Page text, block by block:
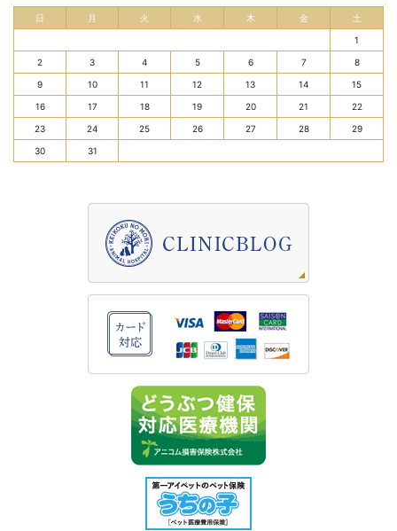
日 月 火 水 木 金 土
1
2 3 4 5 6 7 8
9 10 11 12 13 14 15
16 17 18 19 20 21 22
23 24 25 26 27 28 29
30 31